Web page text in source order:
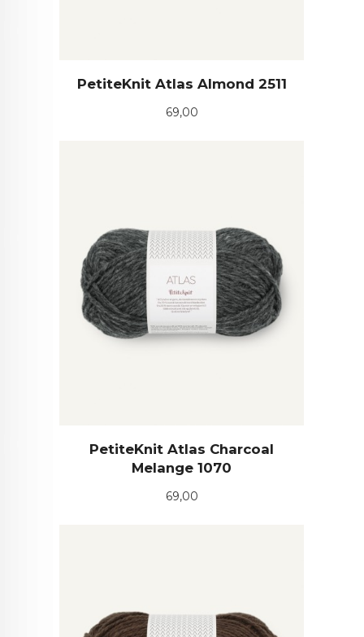
PetiteKnit Atlas Almond 2511
Pris
69,00
PetiteKnit Atlas Charcoal
Melange 1070
Pris
69,00